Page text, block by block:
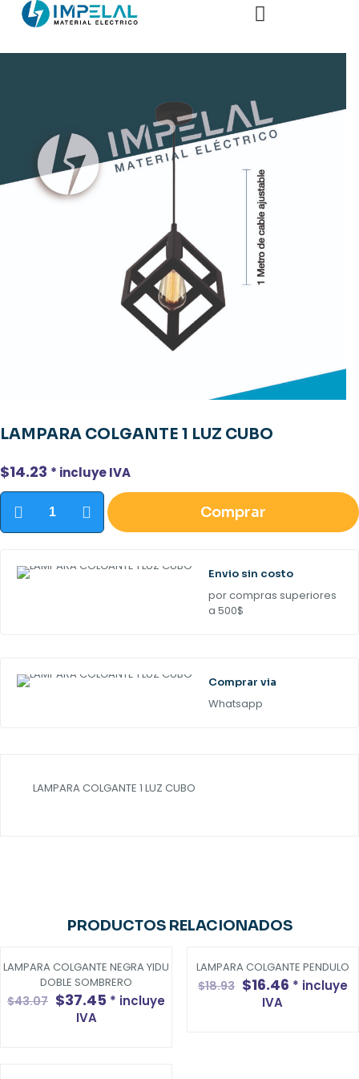
LAMPARA COLGANTE 1 LUZ CUBO
$14.23 * incluye IVA
LAMPARA
COLGANTE
1
cantidad
Comprar
Envio sin costo
por compras superiores
a 500$
Comprar via
Whatsapp
LAMPARA COLGANTE 1 LUZ CUBO
PRODUCTOS RELACIONADOS
-13%
LAMPARA COLGANTE NEGRA YIDU
DOBLE SOMBRERO
$43.07 El
precio
$37.45 El
precio
* incluye
IVA
-13%
LAMPARA COLGANTE PENDULO
$18.93 El
precio
$16.46El
precio
* incluye
IVA